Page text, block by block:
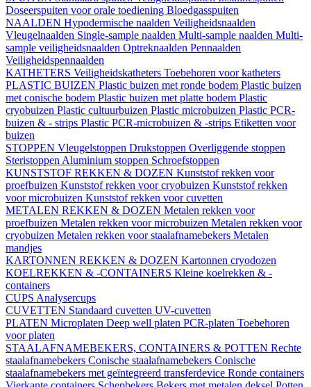
Doseerspuiten voor orale toediening Bloedgasspuiten
NAALDEN Hypodermische naalden Veiligheidsnaalden
Vleugelnaalden Single-sample naalden Multi-sample naalden Multi-
sample veiligheidsnaalden Optreknaalden Pennaalden
Veiligheidspennaalden
KATHETERS Veiligheidskatheters Toebehoren voor katheters
PLASTIC BUIZEN Plastic buizen met ronde bodem Plastic buizen
met conische bodem Plastic buizen met platte bodem Plastic
cryobuizen Plastic cultuurbuizen Plastic microbuizen Plastic PCR-
buizen & - strips Plastic PCR-microbuizen & -strips Etiketten voor
buizen
STOPPEN Vleugelstoppen Drukstoppen Overliggende stoppen
Steristoppen Aluminium stoppen Schroefstoppen
KUNSTSTOF REKKEN & DOZEN Kunststof rekken voor
proefbuizen Kunststof rekken voor cryobuizen Kunststof rekken
voor microbuizen Kunststof rekken voor cuvetten
METALEN REKKEN & DOZEN Metalen rekken voor
proefbuizen Metalen rekken voor microbuizen Metalen rekken voor
cryobuizen Metalen rekken voor staalafnamebekers Metalen
mandjes
KARTONNEN REKKEN & DOZEN Kartonnen cryodozen
KOELREKKEN & -CONTAINERS Kleine koelrekken & -
containers
CUPS Analysercups
CUVETTEN Standaard cuvetten UV-cuvetten
PLATEN Microplaten Deep well platen PCR-platen Toebehoren
voor platen
STAALAFNAMEBEKERS, CONTAINERS & POTTEN Rechte
staalafnamebekers Conische staalafnamebekers Conische
staalafnamebekers met geïntegreerd transferdevice Ronde containers